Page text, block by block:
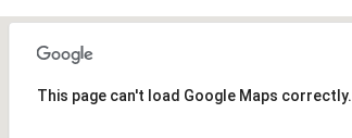
This page can't load Google Maps correctly.